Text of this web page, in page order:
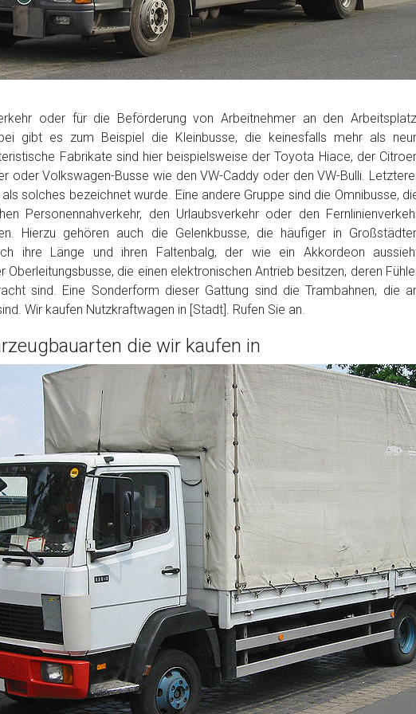
oder für die Beförderung von Arbeitnehmer an den
gibt es zum Beispiel die Kleinbusse, die keinesfalls mehr als
Fabrikate sind hier beispielsweise der Toyota Hiace, der
oder Volkswagen-Busse wie den VW-Caddy oder den VW-Bulli.
solches bezeichnet wurde. Eine andere Gruppe sind die Omnibusse,
Personennahverkehr, den Urlaubsverkehr oder den
Hierzu gehören auch die Gelenkbusse, die häufiger in
ihre Länge und ihren Faltenbalg, der wie ein Akkordeon
Oberleitungsbusse, die einen elektronischen Antrieb besitzen, deren
sind. Eine Sonderform dieser Gattung sind die Trambahnen, die
Wir kaufen Nutzkraftwagen in [Stadt]. Rufen Sie an.
die wir kaufen in